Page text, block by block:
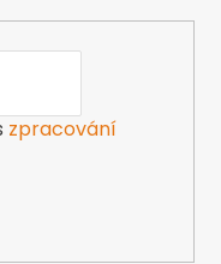
zpracování